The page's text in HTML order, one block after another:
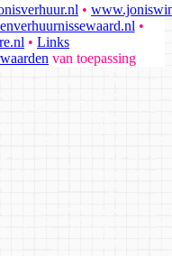
•
•
• Links
van toepassing